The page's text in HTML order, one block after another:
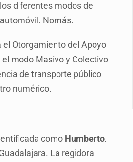
Trump, como fiscal general
diferentes modos de
Nomás.
el Otorgamiento del Apoyo
modo Masivo y Colectivo
de transporte público
numérico.
como Humberto,
La regidora